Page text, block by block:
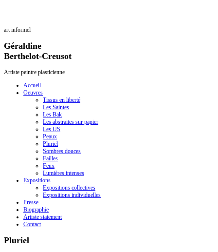
art informel
Géraldine
Berthelot-Creusot
Artiste peintre plasticienne
Accueil
Oeuvres
Tissus en liberté
Les Saintes
Les Bak
Les abstraites sur papier
Les US
Peaux
Pluriel
Sombres douces
Failles
Feux
Lumières intenses
Expositions
Expositions collectives
Expositions individuelles
Presse
Biographie
Artiste statement
Contact
Pluriel